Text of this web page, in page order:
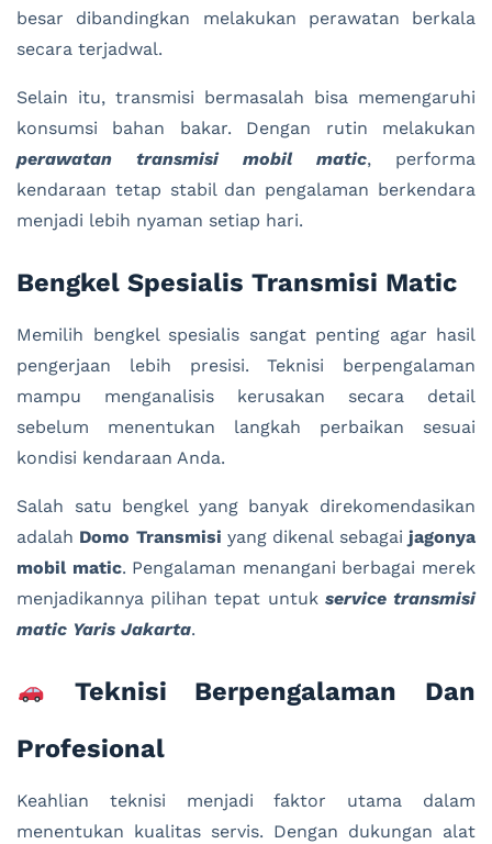
besar dibandingkan melakukan perawatan berkala
secara terjadwal.
Selain itu, transmisi bermasalah bisa memengaruhi
konsumsi bahan bakar. Dengan rutin melakukan
perawatan transmisi mobil matic, performa
kendaraan tetap stabil dan pengalaman berkendara
menjadi lebih nyaman setiap hari.
Bengkel Spesialis Transmisi Matic
Memilih bengkel spesialis sangat penting agar hasil
pengerjaan lebih presisi. Teknisi berpengalaman
mampu menganalisis kerusakan secara detail
sebelum menentukan langkah perbaikan sesuai
kondisi kendaraan Anda.
Salah satu bengkel yang banyak direkomendasikan
adalah Domo Transmisi yang dikenal sebagaijagonya
mobil matic. Pengalaman menangani berbagai merek
menjadikannya pilihan tepat untuk service transmisi
matic Yaris Jakarta.
Teknisi Berpengalaman Dan
Profesional
Keahlian teknisi menjadi faktor utama dalam
menentukan kualitas servis. Dengan dukungan alat